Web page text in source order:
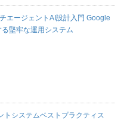
エージェントAI設計入門 Google
堅牢な運用システム
トシステムベストプラクティス